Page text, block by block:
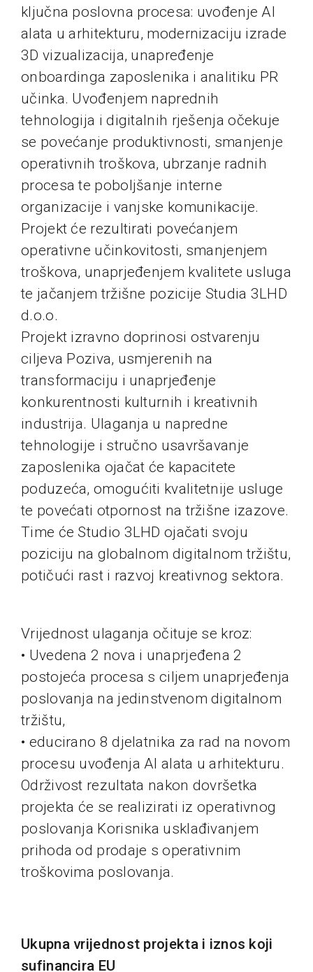
ključna poslovna procesa: uvođenje AI
alata u arhitekturu, modernizaciju izrade
3D vizualizacija, unapređenje
onboardinga zaposlenika i analitiku PR
učinka. Uvođenjem naprednih
tehnologija i digitalnih rješenja očekuje
se povećanje produktivnosti, smanjenje
operativnih troškova, ubrzanje radnih
procesa te poboljšanje interne
organizacije i vanjske komunikacije.
Projekt će rezultirati povećanjem
operativne učinkovitosti, smanjenjem
troškova, unaprjeđenjem kvalitete usluga
te jačanjem tržišne pozicije Studia 3LHD
d.o.o.
Projekt izravno doprinosi ostvarenju
ciljeva Poziva, usmjerenih na
transformaciju i unaprjeđenje
konkurentnosti kulturnih i kreativnih
industrija. Ulaganja u napredne
tehnologije i stručno usavršavanje
zaposlenika ojačat će kapacitete
poduzeća, omogućiti kvalitetnije usluge
te povećati otpornost na tržišne izazove.
Time će Studio 3LHD ojačati svoju
poziciju na globalnom digitalnom tržištu,
potičući rast i razvoj kreativnog sektora.
Vrijednost ulaganja očituje se kroz:
• Uvedena 2 nova i unaprjeđena 2
postojeća procesa s ciljem unaprjeđenja
poslovanja na jedinstvenom digitalnom
tržištu,
• educirano 8 djelatnika za rad na novom
procesu uvođenja AI alata u arhitekturu.
Održivost rezultata nakon dovršetka
projekta će se realizirati iz operativnog
poslovanja Korisnika usklađivanjem
prihoda od prodaje s operativnim
troškovima poslovanja.
Ukupna vrijednost projekta i iznos koji
sufinancira EU